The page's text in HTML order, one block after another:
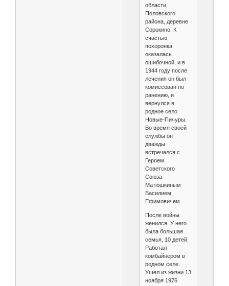
области,
Половского
района, деревне
Сорокино. К
счастью
похоронка
оказалась
ошибочной, и в
1944 году после
лечения он был
комиссован по
ранению, и
вернулся в
родное село
Новые-Пичуры.
Во время своей
службы он
дважды
встречался с
Героем
Советского
Союза
Матюшкиным
Василием
Ефимовичем.
После войны
женился. У него
была большая
семья, 10 детей.
Работал
комбайнером в
родном селе.
Ушел из жизни 13
ноября 1976